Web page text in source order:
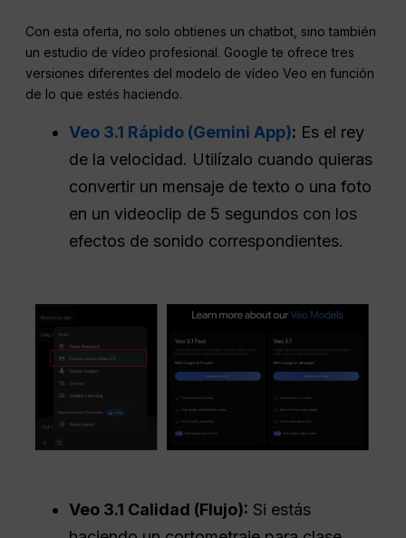
Con esta oferta, no solo obtienes un chatbot, sino también
un estudio de vídeo profesional. Google te ofrece tres
versiones diferentes del modelo de vídeo Veo en función
de lo que estés haciendo.
Veo 3.1 Rápido (Gemini App): Es el rey
de la velocidad. Utilízalo cuando quieras
convertir un mensaje de texto o una foto
en un videoclip de 5 segundos con los
efectos de sonido correspondientes.
Veo 3.1 Calidad (Flujo): Si estás